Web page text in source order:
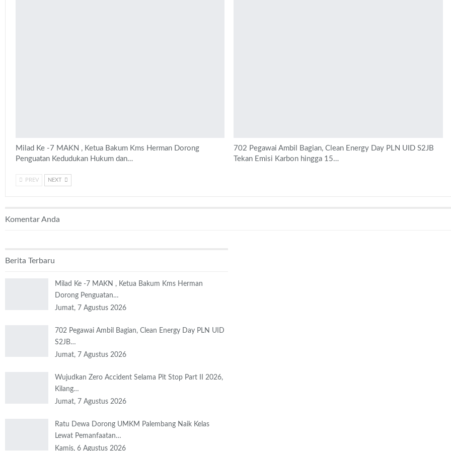
Milad Ke -7 MAKN , Ketua Bakum Kms Herman Dorong
Penguatan Kedudukan Hukum dan…
702 Pegawai Ambil Bagian, Clean Energy Day PLN UID S2JB
Tekan Emisi Karbon hingga 15…
PREV NEXT
Komentar Anda
Berita Terbaru
Milad Ke -7 MAKN , Ketua Bakum Kms Herman
Dorong Penguatan…
Jumat, 7 Agustus 2026
702 Pegawai Ambil Bagian, Clean Energy Day PLN UID
S2JB…
Jumat, 7 Agustus 2026
Wujudkan Zero Accident Selama Pit Stop Part II 2026,
Kilang…
Jumat, 7 Agustus 2026
Ratu Dewa Dorong UMKM Palembang Naik Kelas
Lewat Pemanfaatan…
Kamis, 6 Agustus 2026